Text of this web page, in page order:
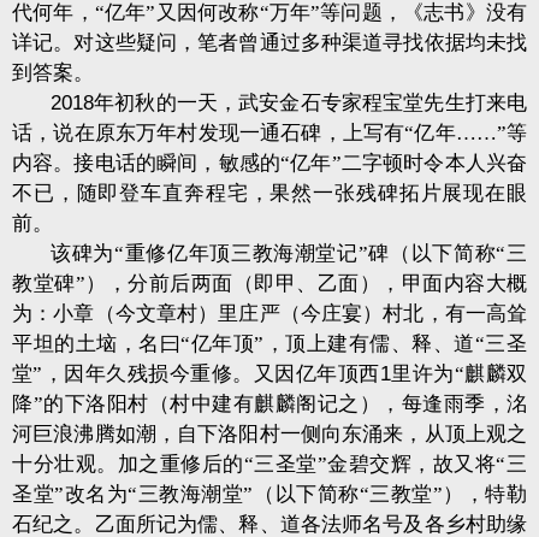
代何年，“亿年”又因何改称“万年”等问题，《志书》没有
详记。对这些疑问，笔者曾通过多种渠道寻找依据均未找
到答案。
2018年初秋的一天，武安金石专家程宝堂先生打来电
话，说在原东万年村发现一通石碑，上写有“亿年……”等
内容。接电话的瞬间，敏感的“亿年”二字顿时令本人兴奋
不已，随即登车直奔程宅，果然一张残碑拓片展现在眼
前。
该碑为“重修亿年顶三教海潮堂记”碑（以下简称“三
教堂碑”），分前后两面（即甲、乙面），甲面内容大概
为：小章（今文章村）里庄严（今庄宴）村北，有一高耸
平坦的土垴，名曰“亿年顶”，顶上建有儒、释、道“三圣
堂”，因年久残损今重修。又因亿年顶西1里许为“麒麟双
降”的下洛阳村（村中建有麒麟阁记之），每逢雨季，洺
河巨浪沸腾如潮，自下洛阳村一侧向东涌来，从顶上观之
十分壮观。加之重修后的“三圣堂”金碧交辉，故又将“三
圣堂”改名为“三教海潮堂”（以下简称“三教堂”），特勒
石纪之。乙面所记为儒、释、道各法师名号及 各乡村助缘